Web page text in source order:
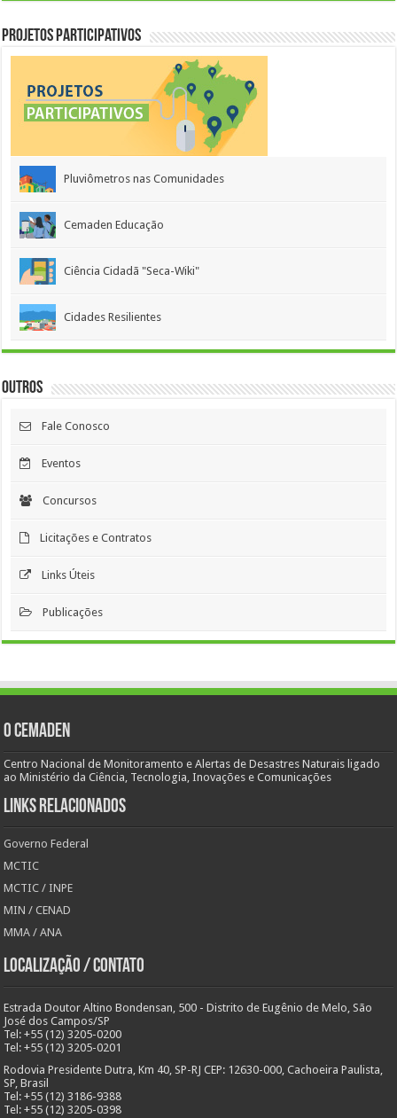
Projetos Participativos
Pluviômetros nas Comunidades
Cemaden Educação
Ciência Cidadã "Seca-Wiki"
Cidades Resilientes
Outros
Fale Conosco
Eventos
Concursos
Licitações e Contratos
Links Úteis
Publicações
O Cemaden
Centro Nacional de Monitoramento e Alertas de Desastres Naturais ligado
ao Ministério da Ciência, Tecnologia, Inovações e Comunicações
Links Relacionados
Governo Federal
MCTIC
MCTIC / INPE
MIN / CENAD
MMA / ANA
Localização / Contato
Estrada Doutor Altino Bondensan, 500 - Distrito de Eugênio de Melo, São
José dos Campos/SP
Tel: +55 (12) 3205-0200
Tel: +55 (12) 3205-0201
Rodovia Presidente Dutra, Km 40, SP-RJ CEP: 12630-000, Cachoeira Paulista,
SP, Brasil
Tel: +55 (12) 3186-9388
Tel: +55 (12) 3205-0398